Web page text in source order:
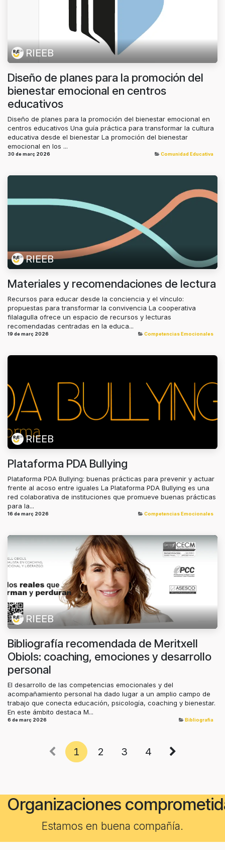
RIEEB
Diseño de planes para la promoción del
bienestar emocional en centros
educativos
Diseño de planes para la promoción del bienestar emocional en
centros educativos Una guía práctica para transformar la cultura
educativa desde el bienestar La promoción del bienestar
emocional en los ...
30 de març 2026 Comunidad Educativa
RIEEB
Materiales y recomendaciones de lectura
Recursos para educar desde la conciencia y el vínculo:
propuestas para transformar la convivencia La cooperativa
filalagulla ofrece un espacio de recursos y lecturas
recomendadas centradas en la educa...
19 de març 2026 Competencias Emocionales
RIEEB
Plataforma PDA Bullying
Plataforma PDA Bullying: buenas prácticas para prevenir y actuar
frente al acoso entre iguales La Plataforma PDA Bullying es una
red colaborativa de instituciones que promueve buenas prácticas
para la...
16 de març 2026 Competencias Emocionales
RIEEB
Bibliografía recomendada de Meritxell
Obiols: coaching, emociones y desarrollo
personal
El desarrollo de las competencias emocionales y del
acompañamiento personal ha dado lugar a un amplio campo de
trabajo que conecta educación, psicología, coaching y bienestar.
En este ámbito destaca M...
6 de març 2026 Bibliografia
1 2 3 4
Organizaciones
Estamos en buena compañía.